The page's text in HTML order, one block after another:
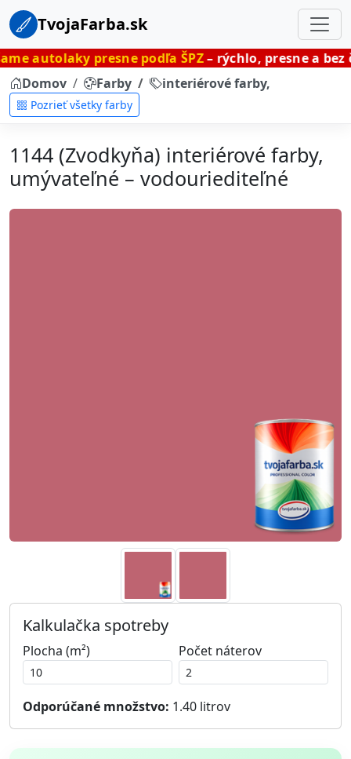
TvojaFarba.sk
presne podľa ŠPZ– rýchlo, presne a bez čakania.
Domov
Farby interiérové farby,
Pozrieť všetky farby
1144 (Zvodkyňa) interiérové farby,
umývateľné – vodouriediteľné
Kalkulačka spotreby
Plocha (m²) Počet náterov
Odporúčané množstvo: 1.40 litrov